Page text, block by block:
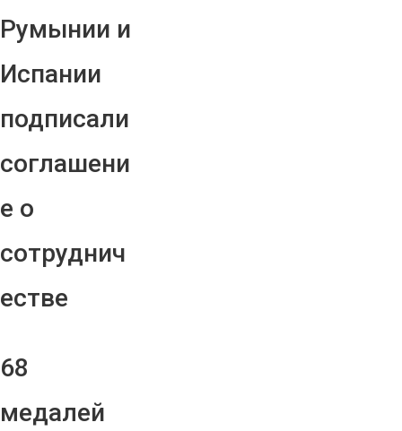
Румынии и
Испании
подписали
соглашени
е о
сотруднич
естве
68
медалей